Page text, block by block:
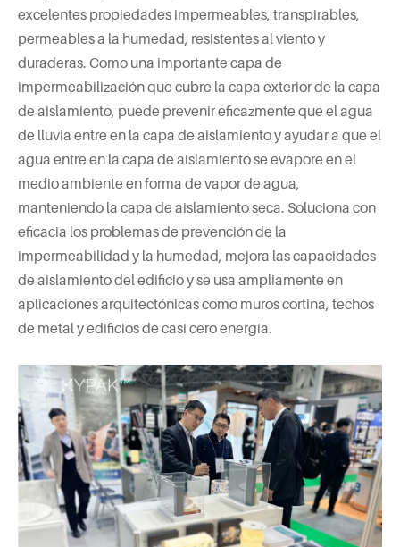
excelentes propiedades impermeables, transpirables,
permeables a la humedad, resistentes al viento y
duraderas. Como una importante capa de
impermeabilización que cubre la capa exterior de la capa
de aislamiento, puede prevenir eficazmente que el agua
de lluvia entre en la capa de aislamiento y ayudar a que el
agua entre en la capa de aislamiento se evapore en el
medio ambiente en forma de vapor de agua,
manteniendo la capa de aislamiento seca. Soluciona con
eficacia los problemas de prevención de la
impermeabilidad y la humedad, mejora las capacidades
de aislamiento del edificio y se usa ampliamente en
aplicaciones arquitectónicas como muros cortina, techos
de metal y edificios de casi cero energía.